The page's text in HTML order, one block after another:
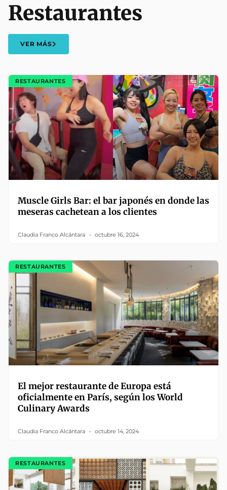
Restaurantes
VER MÁS
RESTAURANTES
Muscle Girls Bar: el bar japonés en donde las
meseras cachetean a los clientes
Claudia Franco Alcántara octubre 16, 2024
RESTAURANTES
El mejor restaurante de Europa está
oficialmente en París, según los World
Culinary Awards
Claudia Franco Alcántara octubre 14, 2024
RESTAURANTES